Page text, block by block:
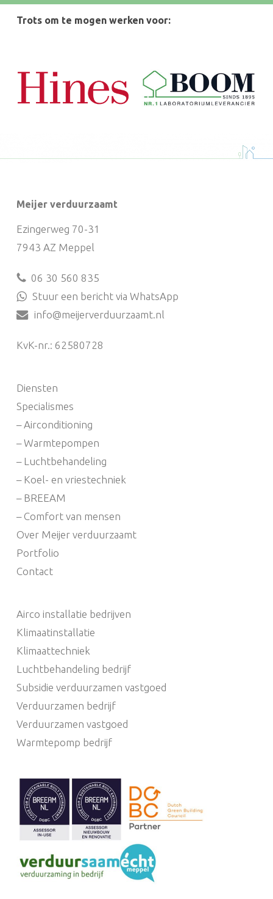
Trots om te mogen werken voor:
Meijer verduurzaamt
Ezingerweg 70-31
7943 AZ Meppel
06 30 560 835
Stuur een bericht via WhatsApp
info@meijerverduurzaamt.nl
KvK-nr.: 62580728
Diensten
Specialismes
– Airconditioning
– Warmtepompen
– Luchtbehandeling
– Koel- en vriestechniek
– BREEAM
– Comfort van mensen
Over Meijer verduurzaamt
Portfolio
Contact
Airco installatie bedrijven
Klimaatinstallatie
Klimaattechniek
Luchtbehandeling bedrijf
Subsidie verduurzamen vastgoed
Verduurzamen bedrijf
Verduurzamen vastgoed
Warmtepomp bedrijf